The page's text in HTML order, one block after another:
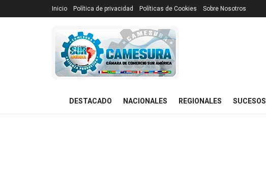
Inicio Política de privacidad Políticas de Cookies Sobre Nosotros
DESTACADO NACIONALES REGIONALES SUCESOS